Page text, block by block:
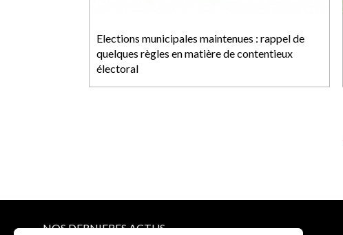
Elections municipales maintenues : rappel de
quelques règles en matière de contentieux
électoral
NOS DERNIERES ACTUS